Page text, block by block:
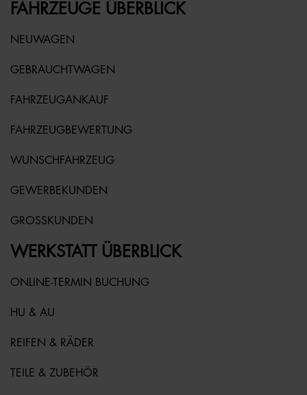
FAHRZEUGE ÜBERBLICK
NEUWAGEN
GEBRAUCHTWAGEN
FAHRZEUGANKAUF
FAHRZEUGBEWERTUNG
WUNSCHFAHRZEUG
GEWERBEKUNDEN
GROSSKUNDEN
WERKSTATT ÜBERBLICK
ONLINE-TERMIN BUCHUNG
HU & AU
REIFEN & RÄDER
TEILE & ZUBEHÖR